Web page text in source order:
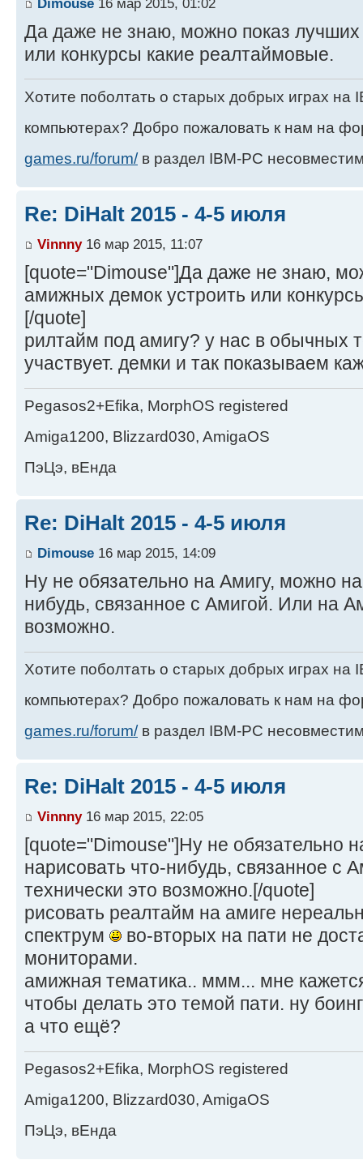
Да даже не знаю, можно показ
или конкурсы какие реалтаймовые.
Хотите поболтать о старых добрых играх на
компьютерах? Добро пожаловать к нам на
games.ru/forum/в раздел IBM-PC
Re: DiHalt 2015 - 4-5 июля
Vinnny16 мар 2015, 11:07
[quote="Dimouse"]Да даже не знаю,
амижных демок устроить или
[/quote]
рилтайм под амигу? у нас в обычных
участвует. демки и так показываем
Pegasos2+Efika, MorphOS registered
Amiga1200, Blizzard030, AmigaOS
ПэЦэ, вЕнда
Re: DiHalt 2015 - 4-5 июля
Dimouse 16 мар 2015, 14:09
Ну не обязательно на Амигу, можно
нибудь, связанное с Амигой. Или на
возможно.
Хотите поболтать о старых добрых играх на
компьютерах? Добро пожаловать к нам на
games.ru/forum/в раздел IBM-PC
Re: DiHalt 2015 - 4-5 июля
Vinnny16 мар 2015, 22:05
[quote="Dimouse"]Ну не обязательно
нарисовать что-нибудь, связанное с
технически это возможно.[/quote]
рисовать реалтайм на амиге
спектрум
во-вторых на пати не
мониторами.
амижная тематика.. ммм... мне
чтобы делать это темой пати. ну
а что ещё?
Pegasos2+Efika, MorphOS registered
Amiga1200, Blizzard030, AmigaOS
ПэЦэ, вЕнда